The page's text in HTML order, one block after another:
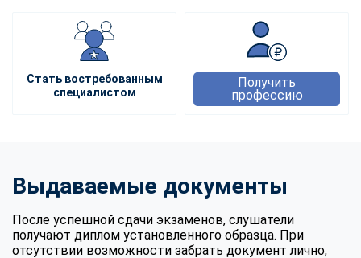
Стать востребованным
специалистом
Получить
профессию
Выдаваемые документы
После успешной сдачи экзаменов, слушатели
получают диплом установленного образца. При
отсутствии возможности забрать документ лично,